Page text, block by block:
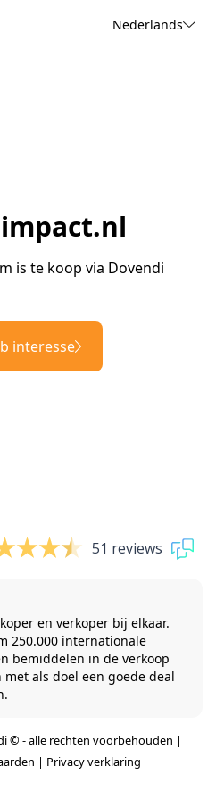
Nederlands
is te koop via Dovendi
interesse
51 reviews
en verkoper bij elkaar.
250.000 internationale
bemiddelen in de verkoop
met als doel een goede deal
© - alle rechten voorbehouden |
| Privacy verklaring